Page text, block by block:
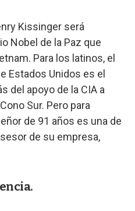
Kissinger será
Nobel de la Paz que
Para los latinos, el
Estados Unidos es el
del apoyo de la CIA a
Sur. Pero para
de 91 años es una de
de su empresa,